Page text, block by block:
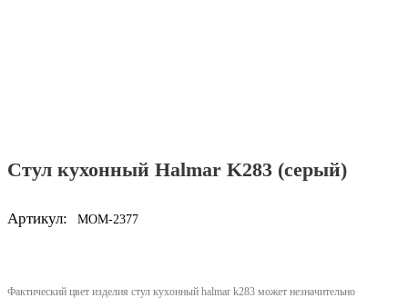
Стул кухонный Halmar K283 (серый)
Артикул: MOM-2377
Фактический цвет изделия стул кухонный halmar k283 может незначительно